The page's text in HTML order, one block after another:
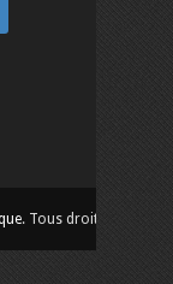
. Tous droits réservés.